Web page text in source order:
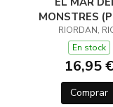
MONSTRES
JACKSON I ELS
DE L'OLIMP
RIORDAN,
En stock
16,95 €
Comprar